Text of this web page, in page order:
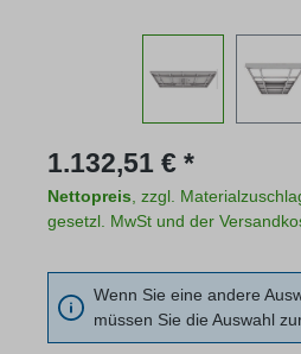
Regulärer Preis:
1.132,51 € *
Nettopreis , zzgl.
gesetzl. MwSt und der
Wenn Sie eine andere
müssen Sie die Auswahl